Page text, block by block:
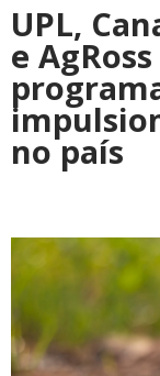
UPL,
e
no país